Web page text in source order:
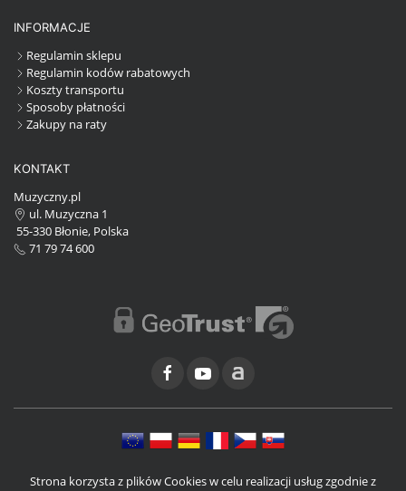
INFORMACJE
Regulamin sklepu
Regulamin kodów rabatowych
Koszty transportu
Sposoby płatności
Zakupy na raty
KONTAKT
Muzyczny.pl
ul. Muzyczna 1
55-330 Błonie, Polska
71 79 74 600
Strona korzysta z plików Cookies w celu realizacji usług zgodnie z